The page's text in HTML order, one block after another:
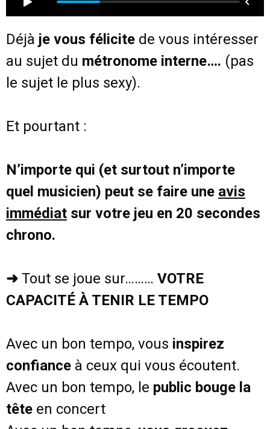
Déjà je vous félicite de vous intéresser
au sujet du métronome interne…. (pas
le sujet le plus sexy).
Et pourtant :
N’importe qui (et surtout n’importe
quel musicien) peut se faire une avis
immédiat sur votre jeu en 20 secondes
chrono.
➜ Tout se joue sur……… VOTRE
CAPACITÉ À TENIR LE TEMPO
Avec un bon tempo, vous inspirez
confiance à ceux qui vous écoutent.
Avec un bon tempo, le public bouge la
tête en concert